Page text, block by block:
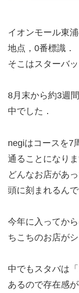
イオンモール東
地点，0番標識．
そこはスターバ
8月末から約3週
中でした．
negiはコースを7
通ることになりま
どんなお店があ
頭に刻まれるんで
今年に入ってか
ちこちのお店が
中でもスタバは
あるので存在感が